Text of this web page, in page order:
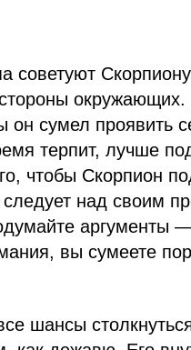
советуют
окружающих.
он сумел проявить
терпит, лучше
чтобы Скорпион
над своим
аргументы
вы сумеете
шансы